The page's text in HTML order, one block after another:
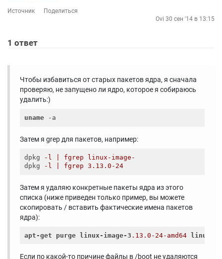
Источник
Поделиться
Ovi 30 сен '14 в 13:15
1 ответ
Чтобы избавиться от старых пакетов ядра, я сначала
проверяю, не запущено ли ядро, которое я собираюсь
удалить:)
uname
Затем я grep для пакетов, например:
dpkg
-l | fgrep linux-image-
dpkg
-l | fgrep 3.13.0-24
Затем я удаляю конкретные пакеты ядра из этого
списка (ниже приведен только пример, вы можете
скопировать / вставить фактические имена пакетов
ядра):
apt-get purge linux-image-3 .13 .0-24-amd64 linux-
Если по какой-то причине файлы в /boot не удаляются